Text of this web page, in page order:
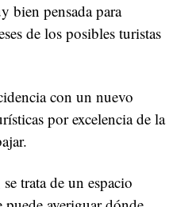
bien pensada para
de los posibles turistas
con un nuevo
por excelencia de la
trata de un espacio